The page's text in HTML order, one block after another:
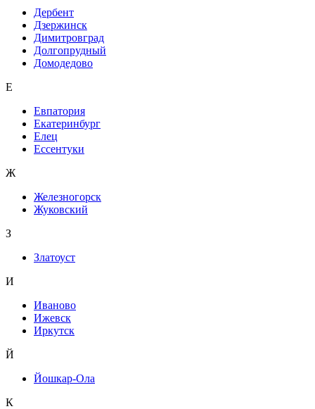
Дербент
Дзержинск
Димитровград
Долгопрудный
Домодедово
Е
Евпатория
Екатеринбург
Елец
Ессентуки
Ж
Железногорск
Жуковский
З
Златоуст
И
Иваново
Ижевск
Иркутск
Й
Йошкар-Ола
К